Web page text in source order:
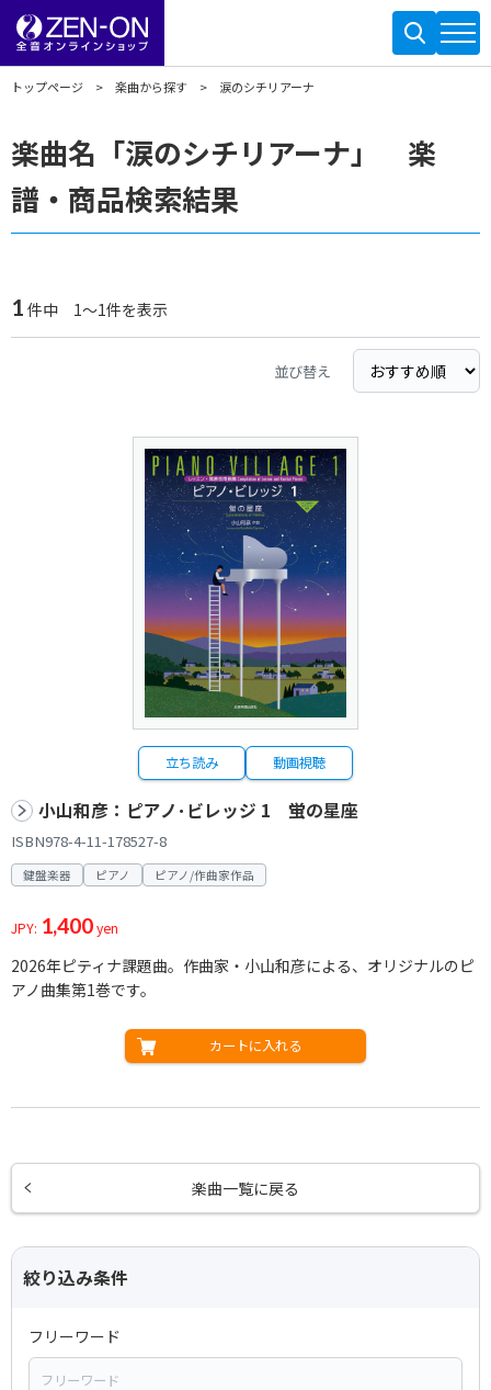
トップページ 楽曲から探す 涙のシチリアーナ
楽曲名「涙のシチリアーナ」 楽
譜・商品検索結果
1 件中 1～1件を表示
並び替え
立ち読み 動画視聴
小山和彦：ピアノ･ビレッジ 1 蛍の星座
ISBN978-4-11-178527-8
鍵盤楽器 ピアノ ピアノ/作曲家作品
JPY: 1,400yen
2026年ピティナ課題曲。作曲家・小山和彦による、オリジナルのピ
アノ曲集第1巻です。
カートに入れる
楽曲一覧に戻る
絞り込み条件
フリーワード